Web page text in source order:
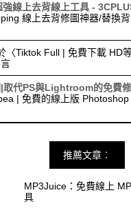
線上去背線上工具 -
線上去背修圖神器/替換
〈Tiktok Full | 免費下載 HD
取代PS與Lightroom的免費
| 免費的線上版
推薦文章︰
MP3Juice：免費線上
具